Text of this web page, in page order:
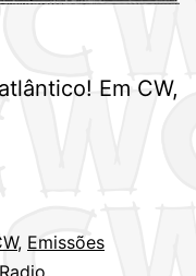
Em CW,
, Emissões
Radio,